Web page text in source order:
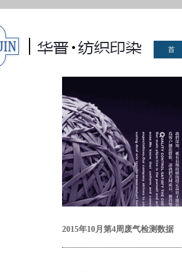
首
2015年10月第4周废气检测数据